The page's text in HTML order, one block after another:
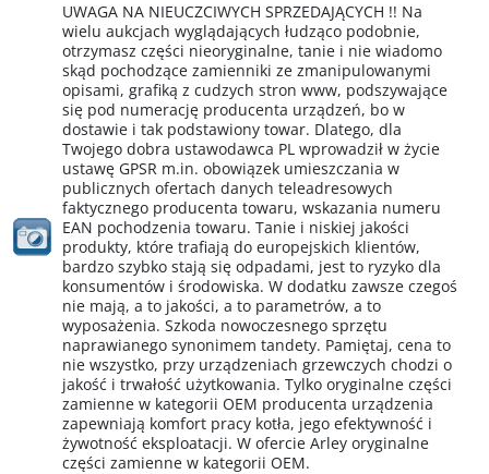
UWAGA NA NIEUCZCIWYCH SPRZEDAJĄCYCH !! Na
wielu aukcjach wyglądających łudząco podobnie,
otrzymasz części nieoryginalne, tanie i nie wiadomo
skąd pochodzące zamienniki ze zmanipulowanymi
opisami, grafiką z cudzych stron www, podszywające
się pod numerację producenta urządzeń, bo w
dostawie i tak podstawiony towar. Dlatego, dla
Twojego dobra ustawodawca PL wprowadził w życie
ustawę GPSR m.in. obowiązek umieszczania w
publicznych ofertach danych teleadresowych
faktycznego producenta towaru, wskazania numeru
EAN pochodzenia towaru. Tanie i niskiej jakości
produkty, które trafiają do europejskich klientów,
bardzo szybko stają się odpadami, jest to ryzyko dla
konsumentów i środowiska. W dodatku zawsze czegoś
nie mają, a to jakości, a to parametrów, a to
wyposażenia. Szkoda nowoczesnego sprzętu
naprawianego synonimem tandety. Pamiętaj, cena to
nie wszystko, przy urządzeniach grzewczych chodzi o
jakość i trwałość użytkowania. Tylko oryginalne części
zamienne w kategorii OEM producenta urządzenia
zapewniają komfort pracy kotła, jego efektywność i
żywotność eksploatacji. W ofercie Arley oryginalne
części zamienne w kategorii OEM.